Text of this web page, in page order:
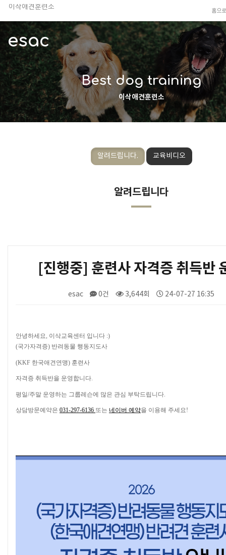
TV 동물농장 아저씨
안전하고 행복한 펫티켓 선도!
경기도 화성시 봉담읍 위치
이찬종, 이웅종 소장 소개
홈으로
esac
Best dog training
이삭애견훈련소
알려드립니다. 교육비디오
알려드립니다
[진행중] 훈련사 자격증 취득반
esac 0건 3,644회 24-07-27 16:35
안녕하세요, 이삭교육센터 입니다 :)
(국가자격증) 반려동물 행동지도사
(KKF 한국애견연맹) 훈련사
자격증 취득반을 운영합니다.
평일/주말 운영하는 그룹레슨에 많은 관심 부탁드립니다.
상담방문예약은 031-297-6136 또는 네이버 예약을 이용해 주세요!